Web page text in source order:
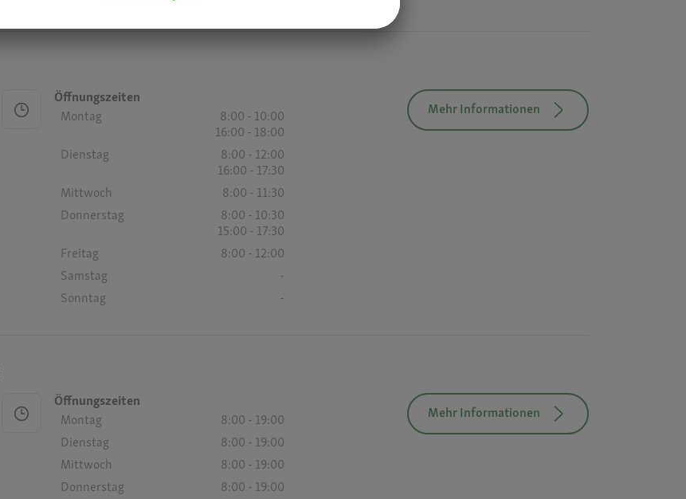
Öffnungszeiten
Montag
8:00 - 10:00
16:00 - 18:00
Dienstag
8:00 - 12:00
16:00 - 17:30
Mittwoch
8:00 - 11:30
Donnerstag
8:00 - 10:30
15:00 - 17:30
Freitag
8:00 - 12:00
Samstag
-
Sonntag
-
Mehr Informationen
Öffnungszeiten
Montag
8:00 - 19:00
Dienstag
8:00 - 19:00
Mittwoch
8:00 - 19:00
Donnerstag
8:00 - 19:00
Mehr Informationen